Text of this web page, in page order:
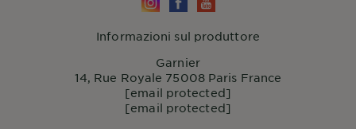
Informazioni sul produttore
Garnier
14, Rue Royale 75008 Paris France
[email protected]
[email protected]